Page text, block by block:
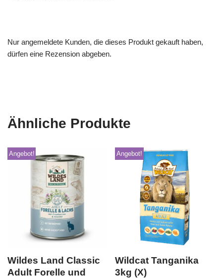
Nur angemeldete Kunden, die dieses Produkt gekauft haben,
dürfen eine Rezension abgeben.
Ähnliche Produkte
Angebot!
Wildes Land Classic
Adult Forelle und
Angebot!
Wildcat Tanganika
3kg (X)